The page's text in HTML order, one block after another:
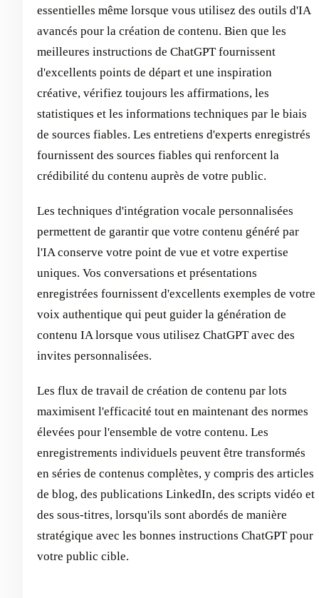
essentielles même lorsque vous utilisez des outils d'IA
avancés pour la création de contenu. Bien que les
meilleures instructions de ChatGPT fournissent
d'excellents points de départ et une inspiration
créative, vérifiez toujours les affirmations, les
statistiques et les informations techniques par le biais
de sources fiables. Les entretiens d'experts enregistrés
fournissent des sources fiables qui renforcent la
crédibilité du contenu auprès de votre public.
Les techniques d'intégration vocale personnalisées
permettent de garantir que votre contenu généré par
l'IA conserve votre point de vue et votre expertise
uniques. Vos conversations et présentations
enregistrées fournissent d'excellents exemples de votre
voix authentique qui peut guider la génération de
contenu IA lorsque vous utilisez ChatGPT avec des
invites personnalisées.
Les flux de travail de création de contenu par lots
maximisent l'efficacité tout en maintenant des normes
élevées pour l'ensemble de votre contenu. Les
enregistrements individuels peuvent être transformés
en séries de contenus complètes, y compris des articles
de blog, des publications LinkedIn, des scripts vidéo et
des sous-titres, lorsqu'ils sont abordés de manière
stratégique avec les bonnes instructions ChatGPT pour
votre public cible.